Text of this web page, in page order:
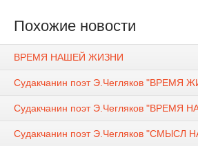
Похожие новости
ВРЕМЯ НАШЕЙ ЖИЗНИ
Судакчанин поэт Э.Чегляков "ВРЕМЯ
Судакчанин поэт Э.Чегляков "ВРЕМЯ
Судакчанин поэт Э.Чегляков